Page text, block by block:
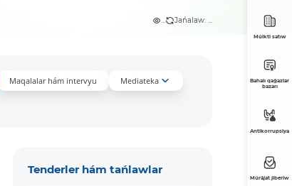
... Jańalaw: ...
Maqalalar hám intervyu
Mediateka
Tenderler hám tańlawlar
Múlkti satıw
Bahalı qaǵazlar
bazarı
Antikorrupsiya
Múrájat jiberiw